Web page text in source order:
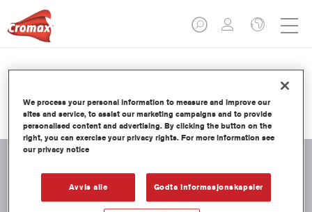
PRODUKTKATALOG
KONTAKT OSS
We process your personal information to measure and improve our
sites and service, to assist our marketing campaigns and to provide
personalised content and advertising. By clicking the button on the
right, you can exercise your privacy rights. For more information see
our privacy notice
Avvis alle Godta informasjonskapsler